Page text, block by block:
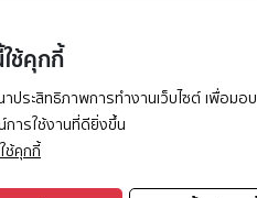
ใช้คุกกี้
ประสิทธิภาพการทำงานเว็บไซต์ เพื่อมอบ
การใช้งานที่ดียิ่งขึ้น
ช้คุกกี้
while loading